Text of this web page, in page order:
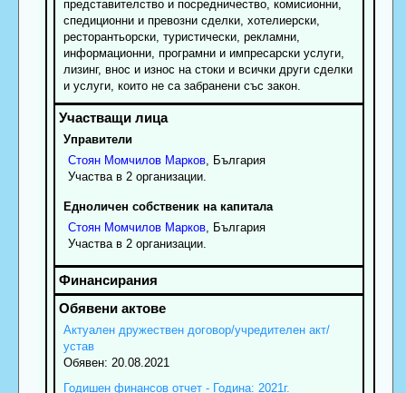
представителство и посредничество, комисионни,
спедиционни и превозни сделки, хотелиерски,
ресторантьорски, туристически, рекламни,
информационни, програмни и импресарски услуги,
лизинг, внос и износ на стоки и всички други сделки
и услуги, които не са забранени със закон.
Управители
Стоян Момчилов Марков, България
Участва в 2 организации.
Едноличен собственик на капитала
Стоян Момчилов Марков, България
Участва в 2 организации.
Актуален дружествен договор/учредителен акт/
устав
Обявен: 20.08.2021
Годишен финансов отчет - Година: 2021г.